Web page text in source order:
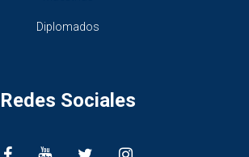
Diplomados
Redes Sociales